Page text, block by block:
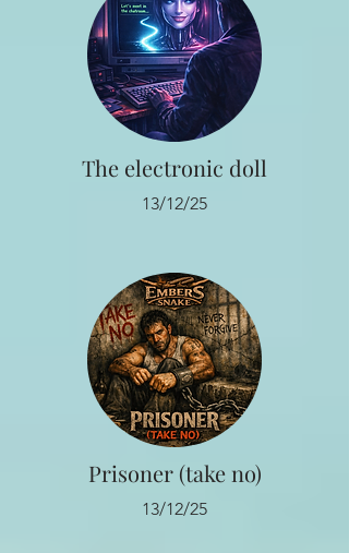
The electronic doll
13/12/25
Prisoner (take no)
13/12/25